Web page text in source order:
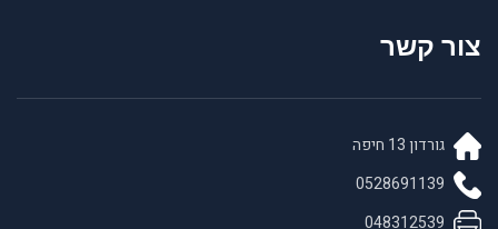
צור קשר
גורדון 13 חיפה
0528691139
048312539